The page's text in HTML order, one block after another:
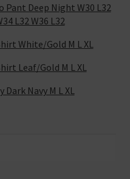
Pant Deep Night W30 L32
L32 W36 L32
White/Gold M L XL
Leaf/Gold M L XL
Navy M L XL